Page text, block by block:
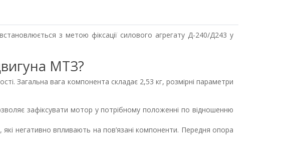
з метою фіксації силового агрегату Д-240/Д243 у
МТЗ?
Загальна вага компонента складає 2,53 кг, розмірні параметри
зафіксувати мотор у потрібному положенні по відношенню
негативно впливають на пов’язані компоненти. Передня опора